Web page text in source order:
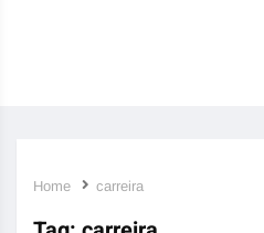
Home carreira